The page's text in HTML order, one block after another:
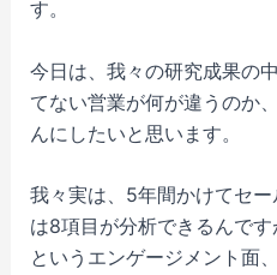
す。
今日は、我々の研究成果の
てない営業が何が違うのか
んにしたいと思います。
我々実は、5年間かけてセ
は8項目が分析できるんで
というエンゲージメント面